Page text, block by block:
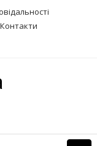
Контакти